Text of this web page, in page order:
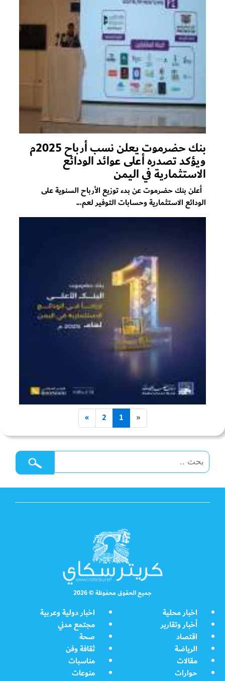
بنك حضرموت يعلن نسب أرباح 2025م
ويؤكد تصدره أعلى عوائد الودائع
الاستثمارية في اليمن
أعلن بنك حضرموت عن بدء توزيع الأرباح السنوية على
الودائع الاستثمارية وحسابات التوفير لعم...
«
1
2
»
جميع الحقوق محفوظة © 2026
اخبار محلية
اخبار دولية وعربية
أخبار وتقارير
مجتمع مدني
اقتصاد
صحة
الرياضة
ثقافة وفن
مقالات
مناسبات
حوارات
منوعات